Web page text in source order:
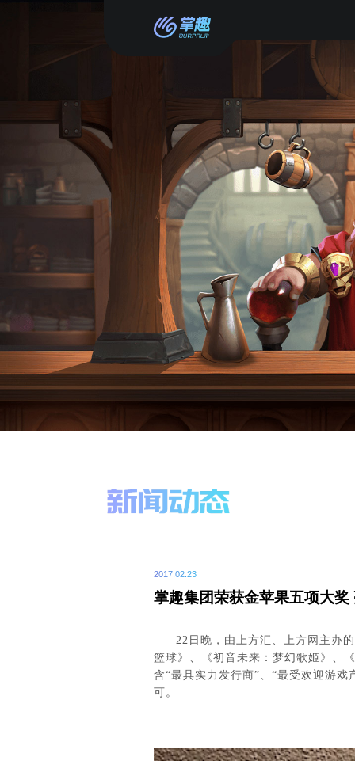
2017.02.23
掌趣集团荣获金苹果五项大
22 日晚，由上方汇、上方网主办
篮球》、《初音未来：梦幻歌姬》、
含“最具实力发行商”、“最受欢迎游
可。